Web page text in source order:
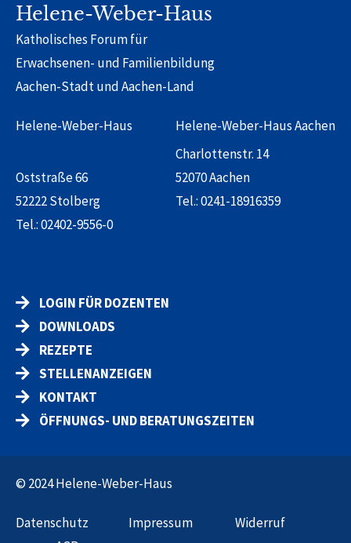
Helene-Weber-Haus
Katholisches Forum für
Erwachsenen- und Familienbildung
Aachen-Stadt und Aachen-Land
Helene-Weber-Haus
Oststraße 66
52222 Stolberg
Tel.:02402-9556-0
Helene-Weber-Haus Aachen
Charlottenstr. 14
52070 Aachen
Tel.:0241-18916359
LOGIN FÜR DOZENTEN
DOWNLOADS
REZEPTE
STELLENANZEIGEN
KONTAKT
ÖFFNUNGS- UND BERATUNGSZEITEN
© 2024 Helene-Weber-Haus
Datenschutz Impressum
Widerruf